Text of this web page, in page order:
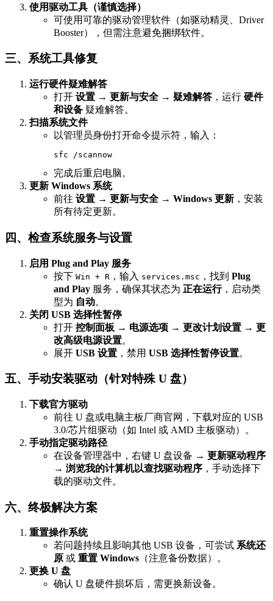
使用驱动工具（谨慎选择）
可使用可靠的驱动管理软件（如驱动精灵、Driver
Booster），但需注意避免捆绑软件。
三、系统工具修复
运行硬件疑难解答
打开 设置 → 更新与安全 → 疑难解答 ，运行 硬件
和设备 疑难解答。
扫描系统文件
以管理员身份打开命令提示符，输入：
sfc /scannow
完成后重启电脑。
更新 Windows 系统
前往 设置 → 更新与安全 → Windows 更新 ，安装
所有待定更新。
四、检查系统服务与设置
启用 Plug and Play 服务
按下 Win + R ，输入 services.msc ，找到 Plug
and Play 服务，确保其状态为 正在运行，启动类
型为 自动。
关闭 USB 选择性暂停
打开 控制面板 → 电源选项 → 更改计划设置 → 更
改高级电源设置。
展开 USB 设置 ，禁用 USB 选择性暂停设置。
五、手动安装驱动（针对特殊 U 盘）
下载官方驱动
前往 U 盘或电脑主板厂商官网，下载对应的 USB
3.0/芯片组驱动（如 Intel 或 AMD 主板驱动）。
手动指定驱动路径
在设备管理器中，右键 U 盘设备 → 更新驱动程序
→ 浏览我的计算机以查找驱动程序 ，手动选择下
载的驱动文件。
六、终极解决方案
重置操作系统
若问题持续且影响其他 USB 设备，可尝试 系统还
原 或 重置 Windows （注意备份数据）。
更换 U 盘
确认 U 盘硬件损坏后，需更换新设备。